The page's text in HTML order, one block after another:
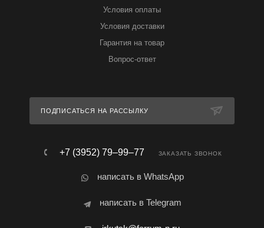
Условия оплаты
Условия доставки
Гарантия на товар
Вопрос-ответ
ПОДПИСАТЬСЯ НА РАССЫЛКУ
+7 (3952) 79‒99‒77 ЗАКАЗАТЬ ЗВОНОК
написать в WhatsApp
написать в Telegram